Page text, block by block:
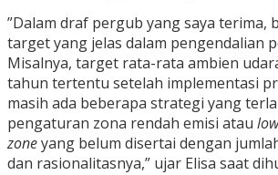
”Dalam draf pergub yang saya terima,
target yang jelas dalam pengendalian
Misalnya, target rata-rata ambien
tahun tertentu setelah implementasi
masih ada beberapa strategi yang
pengaturan zona rendah emisi atau
zoneyang belum disertai dengan
dan rasionalitasnya,” ujar Elisa saat